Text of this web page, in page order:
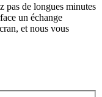
pas de longues minutes
un échange
et nous vous